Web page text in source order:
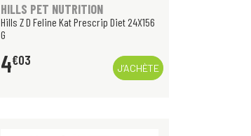
HILLS PET NUTRITION
Hills Z D Feline Kat Prescrip Diet 24X156
G
4€03
J’ACHÈTE